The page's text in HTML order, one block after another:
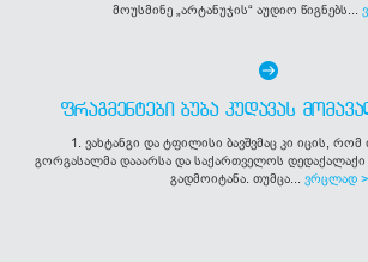
მოუსმინე „არტანუჯის“ აუდიო წიგნებს...
ᲤᲠᲐᲒᲛᲔᲜᲢᲔᲑᲘ ᲑᲣᲑᲐ ᲙᲣᲓᲐᲕᲐᲡ
1. ვახტანგი და ტფილისი ბავშვმაც კი იცის,
გორგასალმა დააარსა და საქართველოს დედაქალაქი
გადმოიტანა. თუმცა... ვრცლად >